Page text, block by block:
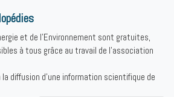
et de l'Environnement sont gratuites,
à tous grâce au travail de l'association
diffusion d'une information scientifique de